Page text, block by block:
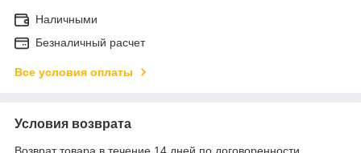
Наличными
Безналичный расчет
Все условия оплаты
Условия возврата